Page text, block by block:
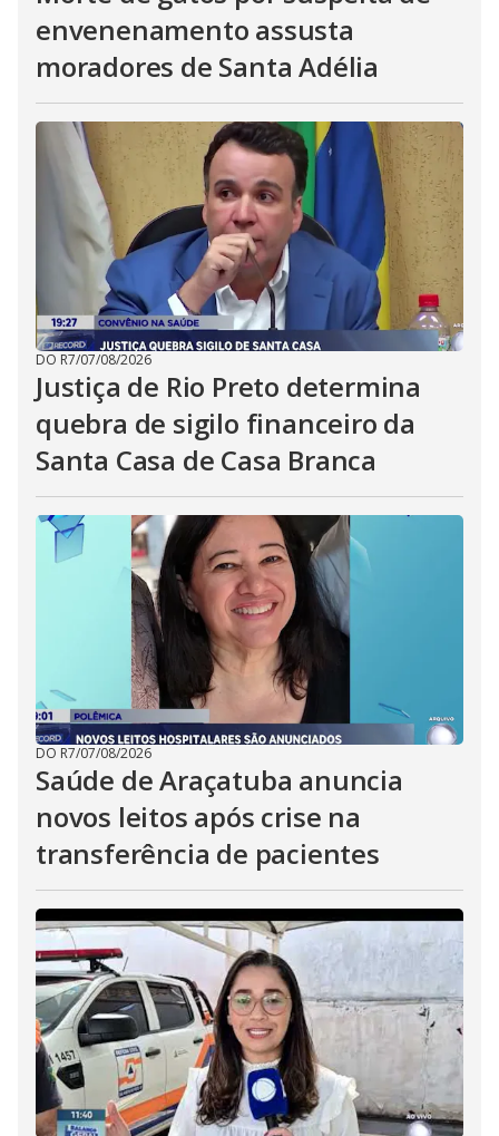
envenenamento assusta
moradores de Santa Adélia
DO R7/07/08/2026
Justiça de Rio Preto determina
quebra de sigilo financeiro da
Santa Casa de Casa Branca
DO R7/07/08/2026
Saúde de Araçatuba anuncia
novos leitos após crise na
transferência de pacientes